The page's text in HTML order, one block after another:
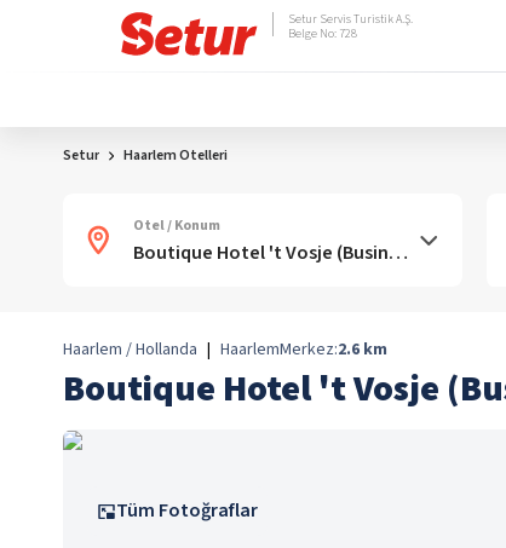
Setur Servis Turistik A.Ş.
Belge No: 728
Setur Haarlem Otelleri
Otel / Konum
Haarlem / Hollanda | HaarlemMerkez:2.6 km
Boutique Hotel 't Vosje
Tüm Fotoğraflar